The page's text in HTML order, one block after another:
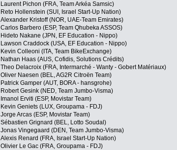
Laurent Pichon (FRA, Team Arkéa Samsic)
Reto Hollenstein (SUI, Israel Start-Up Nation)
Alexander Kristoff (NOR, UAE-Team Emirates)
Carlos Barbero (ESP, Team Qhubeka ASSOS)
Hideto Nakane (JPN, EF Education - Nippo)
Lawson Craddock (USA, EF Education - Nippo)
Kevin Colleoni (ITA, Team BikeExchange)
Nathan Haas (AUS, Cofidis, Solutions Crédits)
Theo Delacroix (FRA, Intermarché - Wanty - Gobert Matériaux)
Oliver Naesen (BEL, AG2R Citroën Team)
Patrick Gamper (AUT, BORA - hansgrohe)
Robert Gesink (NED, Team Jumbo-Visma)
Imanol Erviti (ESP, Movistar Team)
Kevin Geniets (LUX, Groupama - FDJ)
Jorge Arcas (ESP, Movistar Team)
Sébastien Grignard (BEL, Lotto Soudal)
Jonas Vingegaard (DEN, Team Jumbo-Visma)
Alexis Renard (FRA, Israel Start-Up Nation)
Olivier Le Gac (FRA, Groupama - FDJ)